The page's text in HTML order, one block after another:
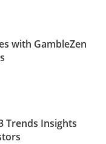
with GambleZen
Trends Insights